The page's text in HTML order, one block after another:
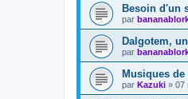
Besoin d'un
par
Dalgotem,
par
Musiques
par Kazuki » 07